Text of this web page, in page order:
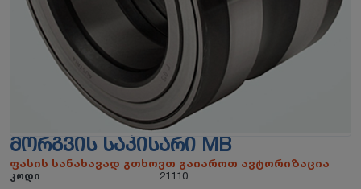
ᲛᲝᲠᲒᲕᲘᲡ ᲡᲐᲙᲘᲡᲐᲠᲘ MB
ფასის სანახავად გთხოვთ გაიაროთ ავტორიზაცია
კოდი
21110